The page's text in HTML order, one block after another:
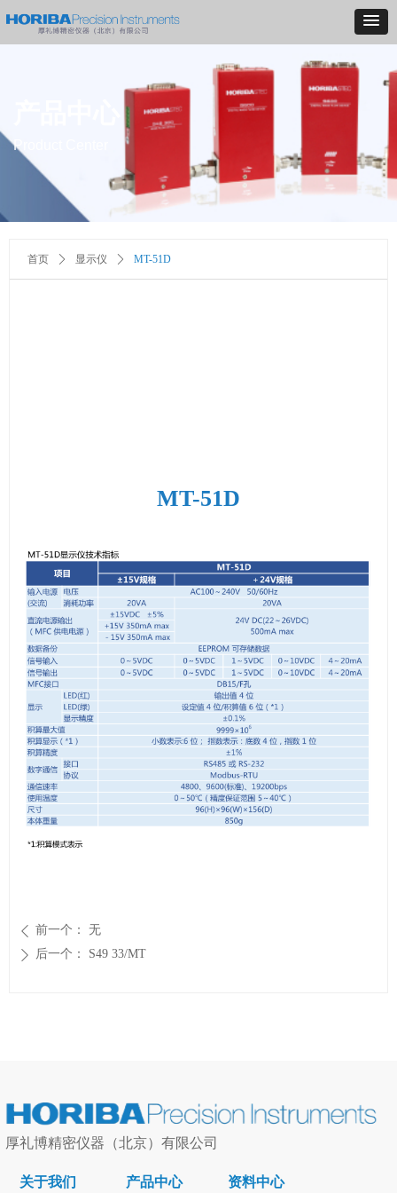
Product Center
ꄴ 前一个： 无
ꄲ 后一个： S49 33/MT
MT-51D
首页 ꄲ 显示仪 ꄲ MT-51D
厚礼博精密仪器（北京）有限公司
关于我们 产品中心 资料中心